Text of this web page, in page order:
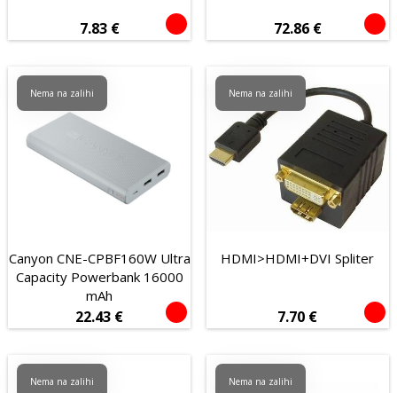
7.83 € 72.86 €
Canyon CNE-CPBF160W Ultra
Capacity Powerbank 16000
mAh
22.43 €
Nema na zalihi
HDMI>HDMI+DVI Spliter
7.70 €
Nema na zalihi
Nema na zalihi Nema na zalihi